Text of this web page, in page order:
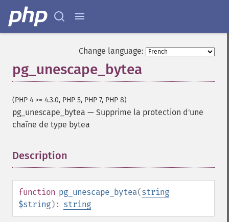
Change language:
pg_unescape_bytea
(PHP 4 >= 4.3.0, PHP 5, PHP 7, PHP 8)
pg_unescape_bytea — Supprime la protection d'une
chaîne de type bytea
Description
function pg_unescape_bytea(string
$string): string